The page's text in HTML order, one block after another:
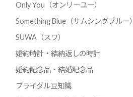
Only You（オンリーユー）
Something Blue（サムシングブルー）
SUWA（スワ）
婚約時計・結納返しの時計
婚約記念品・結婚記念品
ブライダル豆知識